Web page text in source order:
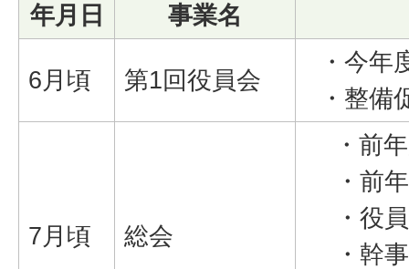
年月日 事業名
6月頃 第1回役員会
・今年
・整備
7月頃 総会
・前年
・前年
・役員
・幹事